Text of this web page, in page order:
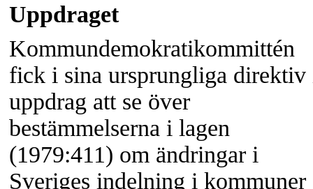
Uppdraget
Kommundemokratikommittén
fick i sina ursprungliga direktiv
uppdrag att se över
bestämmelserna i lagen
(1979:411) om ändringar i
Sveriges indelning i kommuner